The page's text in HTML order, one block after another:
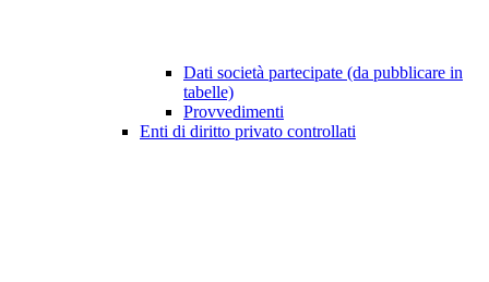
Dati società partecipate (da pubblicare in
tabelle)
Provvedimenti
Enti di diritto privato controllati